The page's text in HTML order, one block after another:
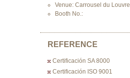
Venue: Carrousel du Louvre
Booth No.:
REFERENCE
Certificación SA 8000
Certificación ISO 9001